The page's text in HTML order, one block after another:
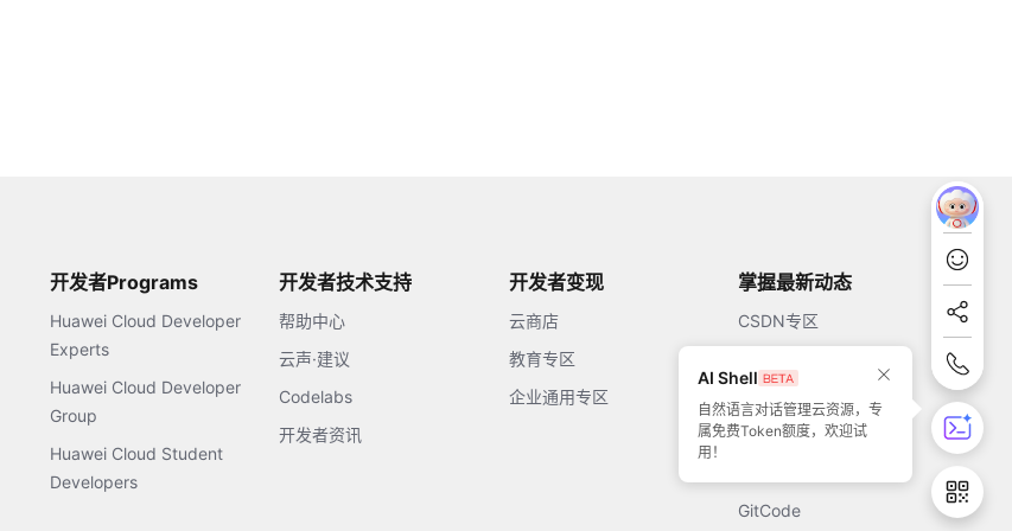
开发者Programs
Huawei Cloud Developer
Experts
Huawei Cloud Developer
Group
Huawei Cloud Student
Developers
开发者技术支持
帮助中心
云声·建议
Codelabs
开发者资讯
开发者变现
云商店
教育专区
企业通用专区
掌握最新动态
CSDN专区
51CTO
GitCode
AI Shell
自然语言对话管理云资源，专
属免费Token额度，欢迎试
用！